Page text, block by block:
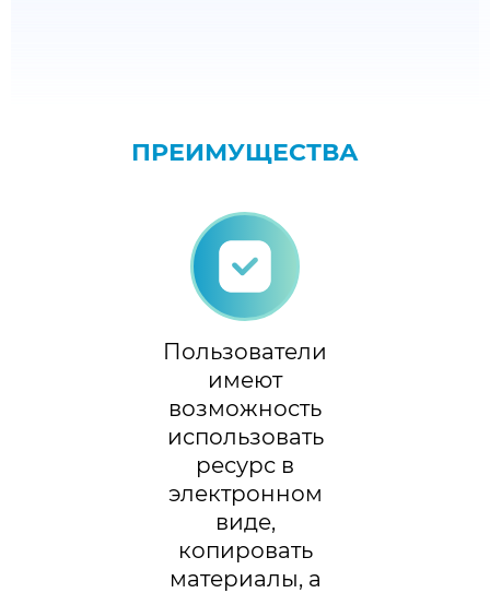
ПРЕИМУЩЕСТВА
Пользователи
имеют
возможность
использовать
ресурс в
электронном
виде,
копировать
материалы, а